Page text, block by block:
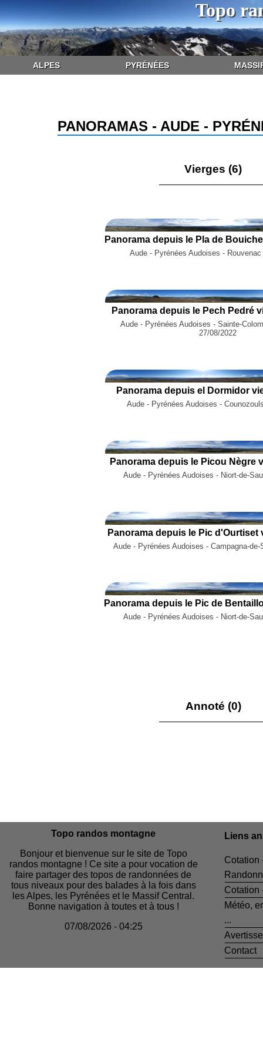
Topo
ALPES PYRÉNÉES
PANORAMAS - AUDE -
Vierges (6)
Panorama depuis le Pla de
Aude - Pyrénées Audoises -
Panorama depuis le Pech Pedré
Aude - Pyrénées Audoises - Sainte-
27/08/2022
Panorama depuis el Dormidor
Aude - Pyrénées Audoises -
Panorama depuis le Picou Nègre
Aude - Pyrénées Audoises - Niort-de-
Panorama depuis le Pic d'Ourtiset
Aude - Pyrénées Audoises - Campagna-
Aude - Pyrénées Audoises - Niort-de-
Annoté (0)
Topo randos montagne
Bonjour et bienvenue sur le site de Topo
randos montagne ! Ce site a pour vocation de
faire partager des topos de randonnées de
tous niveaux pour des balades à la fois dans
les Alpes, les Pyrénées et le Massif Central.
Bonne navigation à toutes et à tous !
07/08/2026 - 04:25
Liens
Cotation
Cotation
Météo,
...
Contact